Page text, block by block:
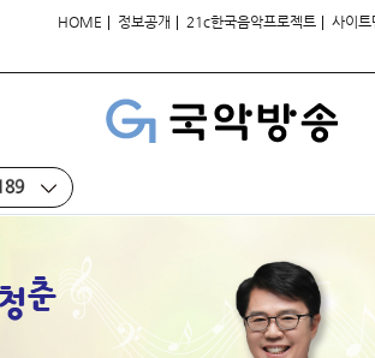
HOME | 정보공개 | 21c한국음악프로젝트 | 사이트